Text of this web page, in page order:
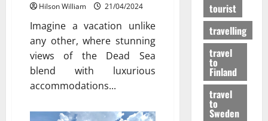
Hilson William 21/04/2024
Imagine a vacation unlike
any other, where stunning
views of the Dead Sea
blend with luxurious
accommodations...
tourist
travelling
travel
to
Finland
travel
to
Sweden